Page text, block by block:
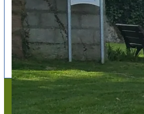
Follow us
x
instagram
Mentions légales
Mentions légales